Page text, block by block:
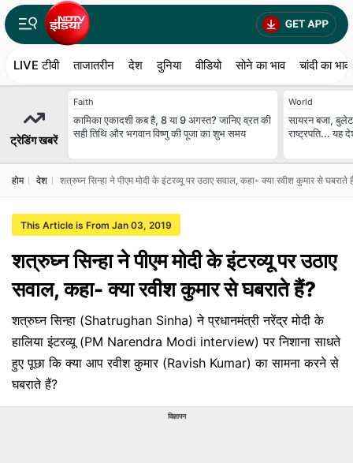
LIVE टीवी ताजातरीन देश दुनिया वीडियो सोने का भाव चांदी का भाव
ट्रेडिंग खबरें
Faith
कामिका एकादशी कब है, 8 या 9 अगस्त? जानिए व्रत की
सही तिथि और भगवान विष्णु की पूजा का शुभ समय
World
सायरन बजा,
राष्ट्रपति... यह
होम देश शत्रुघ्न सिन्हा ने पीएम मोदी के इंटरव्यू पर उठाए सवाल, कहा- क्या रवीश कुमार से घबराते
This Article is From Jan 03, 2019
शत्रुघ्न सिन्हा ने पीएम मोदी के इंटरव्यू पर उठाए
सवाल, कहा- क्या रवीश कुमार से घबराते हैं?
शत्रुघ्न सिन्हा (Shatrughan Sinha) ने प्रधानमंत्री नरेंद्र मोदी के
हालिया इंटरव्यू (PM Narendra Modi interview) पर निशाना साधते
हुए पूछा कि क्या आप रवीश कुमार (Ravish Kumar) का सामना करने से
घबराते हैं?
विज्ञापन